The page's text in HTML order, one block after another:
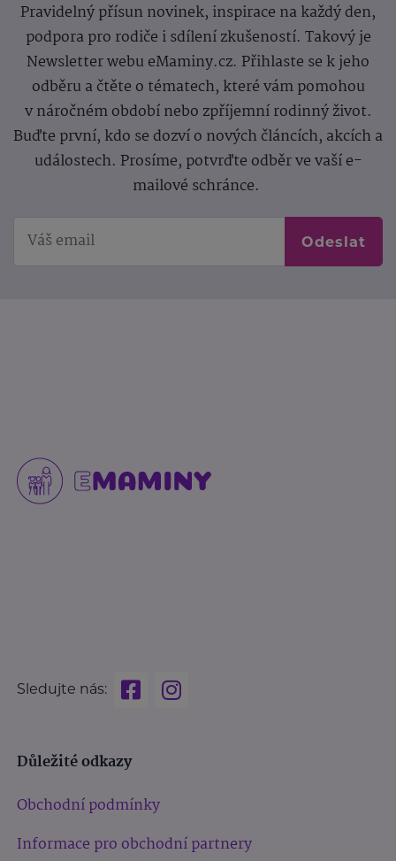
Pravidelný přísun novinek, inspirace na každý den,
podpora pro rodiče i sdílení zkušeností. Takový je
Newsletter webu eMaminy.cz. Přihlaste se k jeho
odběru a čtěte o tématech, které vám pomohou
v náročném období nebo zpříjemní rodinný život.
Buďte první, kdo se dozví o nových článcích, akcích a
událostech. Prosíme, potvrďte odběr ve vaší e-
mailové schránce.
Odeslat
Sledujte nás:
Důležité odkazy
Obchodní podmínky
Informace pro obchodní partnery